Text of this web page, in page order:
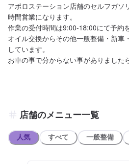
アポロステーション店舗のセルフガソ
時間営業になります。
作業の受付時間は9:00-18:00にて予約
オイル交換からその他一般整備・新車
しています。
店舗のメニュー一覧
人気 すべて 一般整備